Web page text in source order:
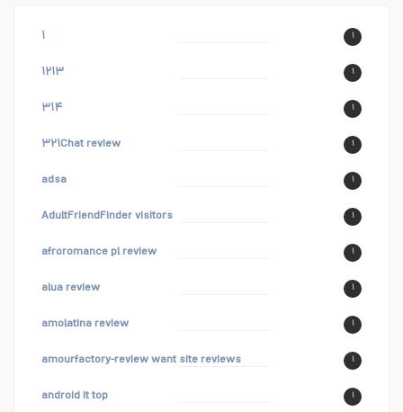
۱ ۱
۱۲۱۳ ۱
۳۱۴ ۱
۳۲۱Chat review ۱
adsa ۱
AdultFriendFinder visitors ۱
afroromance pl review ۱
alua review ۱
amolatina review ۱
amourfactory-review want site reviews ۱
android it top ۱